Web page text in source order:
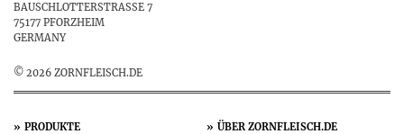
BAUSCHLOTTERSTRASSE 7
75177 PFORZHEIM
GERMANY
© 2026 ZORNFLEISCH.DE
PRODUKTE
ÜBER ZORNFLEISCH.DE